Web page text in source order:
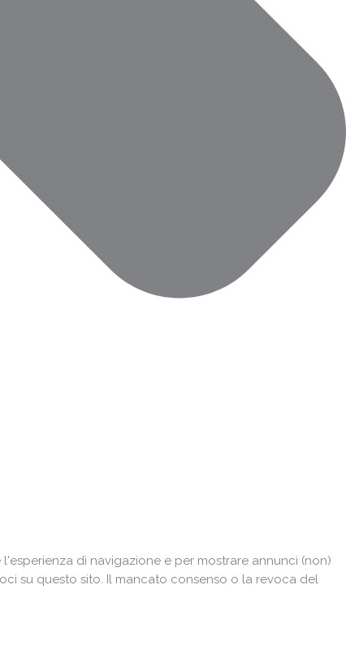
di navigazione e per mostrare annunci (non)
su questo sito. Il mancato consenso o la revoca del